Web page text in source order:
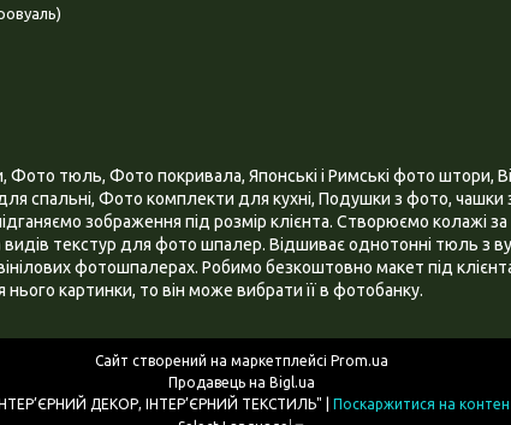
тюль, Фото покривала, Японські і Римські фото штори,
спальні, Фото комплекти для кухні, Подушки з фото, чашки
зображення під розмір клієнта. Створюємо колажі
видів текстур для фото шпалер. Відшиває однотонні тюль з
фотошпалерах. Робимо безкоштовно макет під
картинки, то він може вибрати її в фотобанку.
Сайт створений на маркетплейсі Prom.ua
Продавець на Bigl.ua
Поскаржитися на